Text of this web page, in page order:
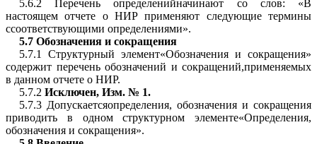
5.6.2 Перечень определенийначинают со слов: «В
настоящем отчете о НИР применяют следующие термины
ссоответствующими определениями».
5.7 Обозначения и сокращения
5.7.1 Структурный элемент«Обозначения и сокращения»
содержит перечень обозначений и сокращений,применяемых
в данном отчете о НИР.
5.7.2 Исключен, Изм. № 1.
5.7.3 Допускаетсяопределения, обозначения и сокращения
приводить в одном структурном элементе«Определения,
обозначения и сокращения».